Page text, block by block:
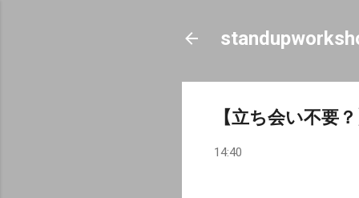
【立ち会い不要
14:40